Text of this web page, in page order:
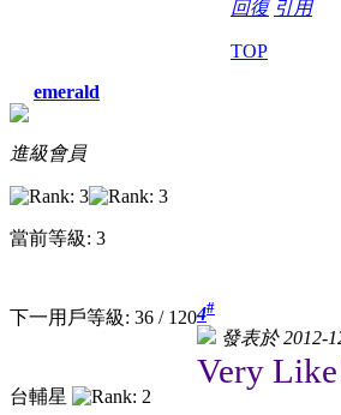
回復 引用
TOP
emerald
進級會員
當前等級: 3
下一用戶等級: 36 / 120
台輔星
4#
發表於 2012-
Very